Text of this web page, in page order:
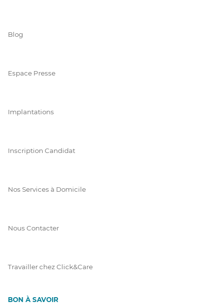
Blog
Espace Presse
Implantations
Inscription Candidat
Nos Services à Domicile
Nous Contacter
Travailler chez Click&Care
BON À SAVOIR